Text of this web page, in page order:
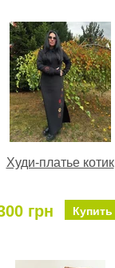
Худи-платье котик
грн Купить